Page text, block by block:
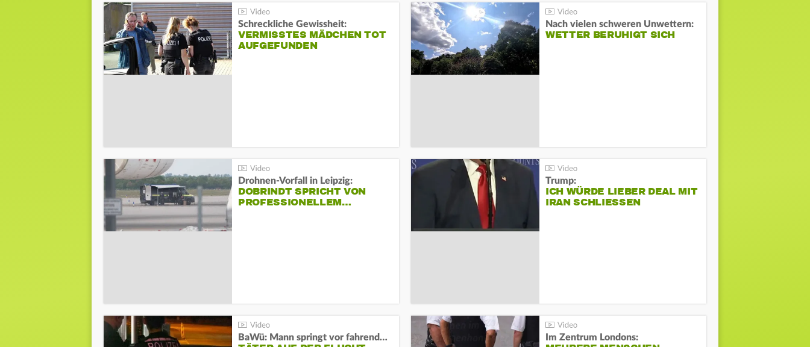
Schreckliche Gewissheit:
VERMISSTES MÄDCHEN TOT
AUFGEFUNDEN
Nach vielen schweren Unwettern:
WETTER BERUHIGT SICH
Drohnen-Vorfall in Leipzig:
DOBRINDT SPRICHT VON
PROFESSIONELLEM…
Trump:
ICH WÜRDE LIEBER DEAL MIT
IRAN SCHLIESSEN
BaWü: Mann springt vor fahrendes Auto und schießt Im Zentrum Londons: